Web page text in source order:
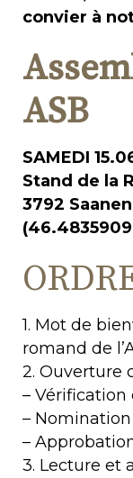
convier à
ASB
SAMEDI
Stand de la
3792 Saanen
1. Mot de
romand de
2. Ouverture
– Vérification
–
–
3. Lecture et